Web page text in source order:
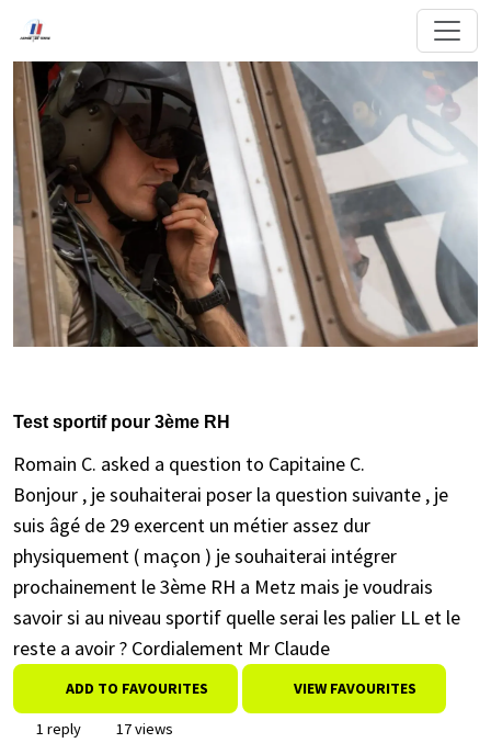
Test sportif pour 3ème RH
Romain C. asked a question to Capitaine C.
Bonjour , je souhaiterai poser la question suivante , je
suis âgé de 29 exercent un métier assez dur
physiquement ( maçon ) je souhaiterai intégrer
prochainement le 3ème RH a Metz mais je voudrais
savoir si au niveau sportif quelle serai les palier LL et le
reste a avoir ? Cordialement Mr Claude
ADD TO FAVOURITES VIEW FAVOURITES
1 reply
17 views